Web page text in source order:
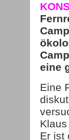
eine
Eine
Er ist